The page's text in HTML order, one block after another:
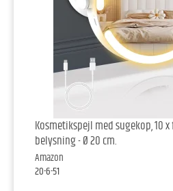
Kosmetikspejl med sugekop, 10
belysning - Ø 20 cm.
Amazon
20-6-51